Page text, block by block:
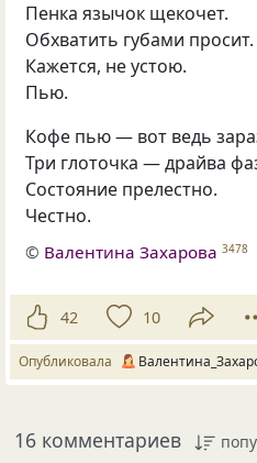
Пенка язычок щекочет.
Обхватить губами просит.
Кажется, не устою.
Пью.
Кофе пью — вот ведь
Три глоточка — драйва
Состояние прелестно.
Честно.
© Валентина Захарова 3478
42 10
Опубликовала
16 комментариев